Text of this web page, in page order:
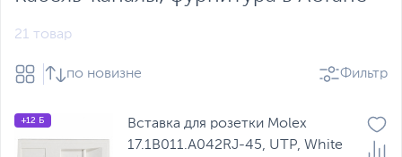
21 товар
по новизне Фильтр
+12 Б
Вставка для розетки Molex
17.1B011.A042RJ-45, UTP, White